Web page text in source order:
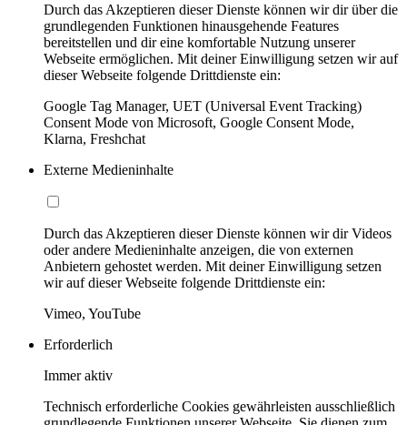
Durch das Akzeptieren dieser Dienste können wir dir über die
grundlegenden Funktionen hinausgehende Features
bereitstellen und dir eine komfortable Nutzung unserer
Webseite ermöglichen. Mit deiner Einwilligung setzen wir auf
dieser Webseite folgende Drittdienste ein:
Google Tag Manager, UET (Universal Event Tracking)
Consent Mode von Microsoft, Google Consent Mode,
Klarna, Freshchat
Externe Medieninhalte
Durch das Akzeptieren dieser Dienste können wir dir Videos
oder andere Medieninhalte anzeigen, die von externen
Anbietern gehostet werden. Mit deiner Einwilligung setzen
wir auf dieser Webseite folgende Drittdienste ein:
Vimeo, YouTube
Erforderlich
Immer aktiv
Technisch erforderliche Cookies gewährleisten ausschließlich